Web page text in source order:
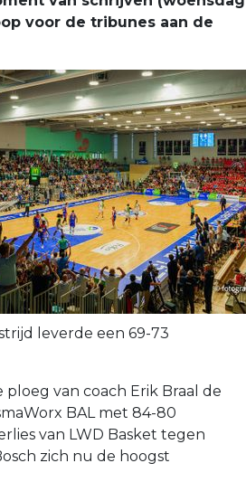
voor de tribunes aan de
leverde een 69-73
van coach Erik Braal de
BAL met 84-80
van LWD Basket tegen
zich nu de hoogst